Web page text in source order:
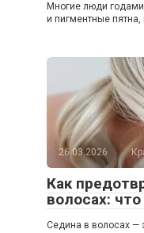
Многие люди
и пигментные пятна,
26.03.2026
Как
волосах:
Седина в волосах —